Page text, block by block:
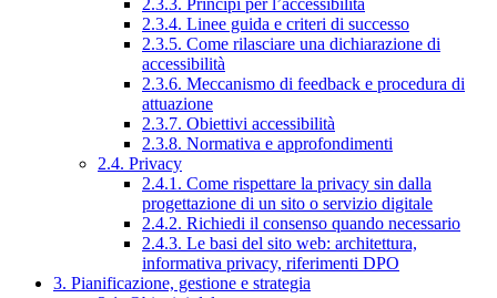
2.3.4. Linee guida e criteri di successo
2.3.5. Come rilasciare una dichiarazione di
accessibilità
2.3.6. Meccanismo di feedback e procedura di
attuazione
2.3.7. Obiettivi accessibilità
2.3.8. Normativa e approfondimenti
2.4. Privacy
2.4.1. Come rispettare la privacy sin dalla
progettazione di un sito o servizio digitale
2.4.2. Richiedi il consenso quando necessario
2.4.3. Le basi del sito web: architettura,
informativa privacy, riferimenti DPO
3. Pianificazione, gestione e strategia